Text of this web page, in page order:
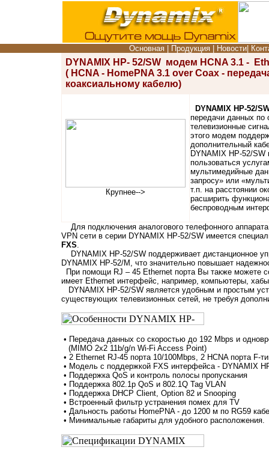
Основная Продукция Новости
DYNAMIX HP- 52/SW модем HCNA 3.1 -
( HCNA - HomePNA 3.1 over Coax -
коаксиальному кабелю)
Крупнее-->
DYNAMIX HP-52/
передачи данных по
телевизионные
этого модем
дополнительный
DYNAMIX HP-52/SW
пользоваться
мультимедийные
запросу» или
т.п. на расстоянии
расширить
беспроводным
Для подключения аналогового телефонного
VPN сети в серии DYNAMIX HP-52/SW имеется
FXS.
DYNAMIX HP-52/SW поддерживает дистанционное
DYNAMIX HP-52/M, что значительно повышает
При помощи RJ – 45 Ethernet порта Вы также можете
имеет Ethernet интерфейс, например, компьютеры,
DYNAMIX HP-52/SW является удобным и простым
существующих телевизионных сетей, не требуя
• Передача данных со скоростью до 192 Mbps и
(MIMO 2x2 11b/g/n Wi-Fi Access Point)
• 2 Ethernet RJ-45 порта 10/100Mbps, 2 HCNA порта F-
• Модель с поддержкой FXS интерфейса - DYNAMIX
• Поддержка QoS и контроль полосы пропускания
• Поддержка 802.1p QoS и 802.1Q Tag VLAN
• Поддержка DHCP Client, Option 82 и Snooping
• Встроенный фильтр устранения помех для TV
• Дальность работы HomePNA - до 1200 м по RG59
• Минимальные габариты для удобного расположения.